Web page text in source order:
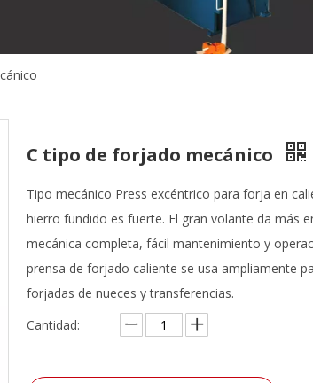
C tipo de forjado mecánico
Tipo mecánico Press excéntrico para forja en
hierro fundido es fuerte. El gran volante da más
mecánica completa, fácil mantenimiento y
prensa de forjado caliente se usa ampliamente
forjadas de nueces y transferencias.
Cantidad: